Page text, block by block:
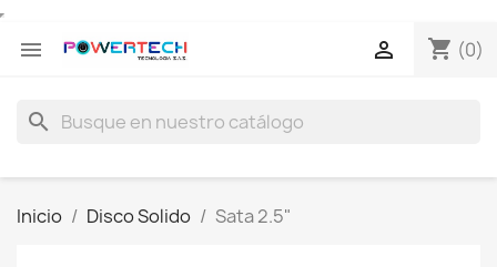
 shopping_cart (0)

search
Inicio Disco Solido Sata 2.5"